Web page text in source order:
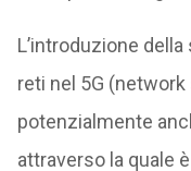
L’introduzione
reti nel 5G
potenzialmente
attraverso la quale